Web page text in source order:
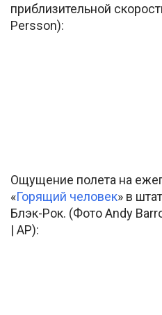
приблизительной
Persson):
Ощущение полета на
«Горящий человек» в
Блэк-Рок. (Фото Andy
| AP):